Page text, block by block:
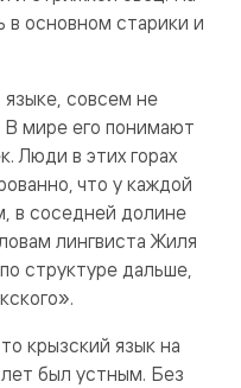
в основном старики и
языке, совсем не
В мире его понимают
Люди в этих горах
что у каждой
в соседней долине
лингвиста Жиля
структуре дальше,
крызский язык на
был устным. Без